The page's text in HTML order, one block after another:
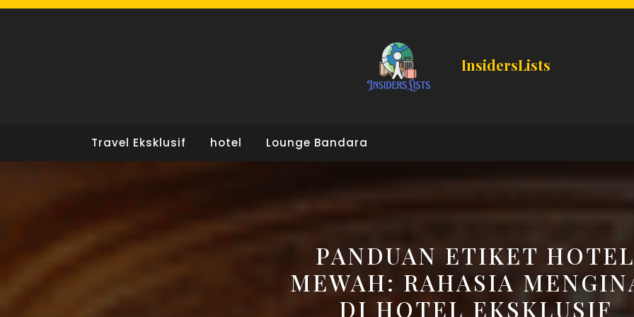
Skip
InsidersLists
Travel Eksklusif hotel Lounge Bandara
PANDUAN ETIKET
MEWAH: RAHASIA
DI HOTEL EKSKLUSIF